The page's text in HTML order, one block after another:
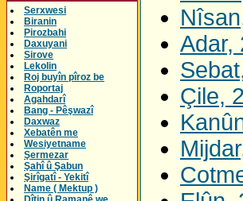
Serxwesi
Biranin
Pirozbahi
Daxuyani
Sirove
Lekolin
Roj buyîn pîroz be
Roportaj
Agahdarî
Bang - Pêşwazî
Daxwaz
Xebatên me
Wesiyetname
Şermezar
Şahî û Şabun
Şirîgatî - Yekitî
Name ( Mektup )
Adar,
Çile,